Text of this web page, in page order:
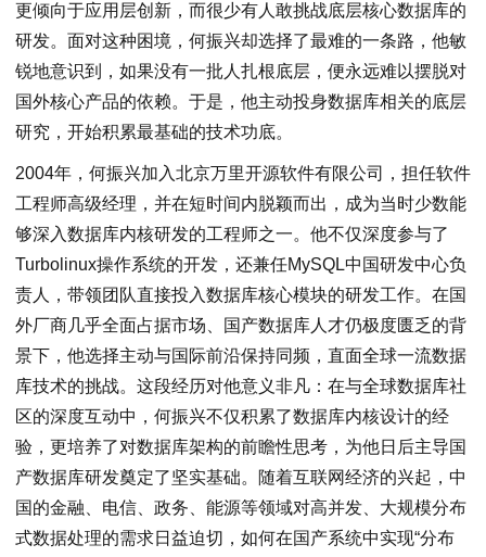
更倾向于应用层创新，而很少有人敢挑战底层核心数据库的
研发。面对这种困境，何振兴却选择了最难的一条路，他敏
锐地意识到，如果没有一批人扎根底层，便永远难以摆脱对
国外核心产品的依赖。于是，他主动投身数据库相关的底层
研究，开始积累最基础的技术功底。
2004年，何振兴加入北京万里开源软件有限公司，担任软件
工程师高级经理，并在短时间内脱颖而出，成为当时少数能
够深入数据库内核研发的工程师之一。他不仅深度参与了
Turbolinux操作系统的开发，还兼任MySQL中国研发中心负
责人，带领团队直接投入数据库核心模块的研发工作。在国
外厂商几乎全面占据市场、国产数据库人才仍极度匮乏的背
景下，他选择主动与国际前沿保持同频，直面全球一流数据
库技术的挑战。这段经历对他意义非凡：在与全球数据库社
区的深度互动中，何振兴不仅积累了数据库内核设计的经
验，更培养了对数据库架构的前瞻性思考，为他日后主导国
产数据库研发奠定了坚实基础。随着互联网经济的兴起，中
国的金融、电信、政务、能源等领域对高并发、大规模分布
式数据处理的需求日益迫切，如何在国产系统中实现“分布